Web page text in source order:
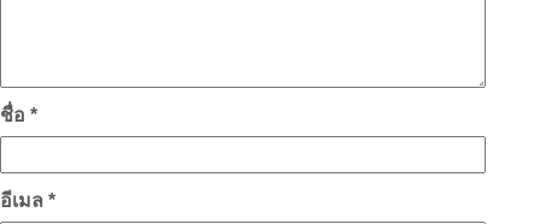
ชื่อ *
อีเมล *